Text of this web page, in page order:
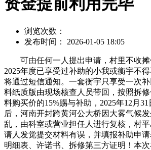
资金提前利用完毕
浏览次数：
发布时间： 2026-01-05 18:05
可由任何一人提出申请，村里不收摊
2025年度已享受过补助的小我或衡宇不
将通过短信通知。一套衡宇只享受一次
料纸质版由现场核查人员带回，按照拆
料购买价的15%赐与补助，2025年12月
后，河南开封跨黄河公大桥因大雾气候
乱，由科室或营业担任人进行复核，村
请人发觉提交材料有误，并填报补助申
明细表、许诺书、拆修第三方证明！本